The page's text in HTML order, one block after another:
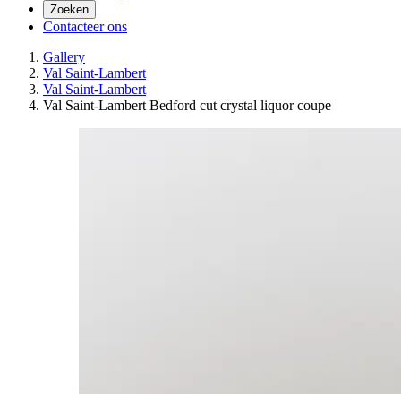
Zoeken
Contacteer ons
Gallery
Val Saint-Lambert
Val Saint-Lambert
Val Saint-Lambert Bedford cut crystal liquor coupe